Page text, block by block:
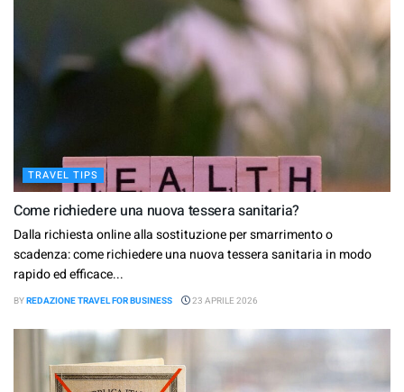
TRAVEL TIPS
Come richiedere una nuova tessera sanitaria?
Dalla richiesta online alla sostituzione per smarrimento o
scadenza: come richiedere una nuova tessera sanitaria in modo
rapido ed efficace...
BYREDAZIONE TRAVEL FOR BUSINESS 23 APRILE 2026